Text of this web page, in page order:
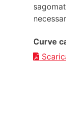
Curve